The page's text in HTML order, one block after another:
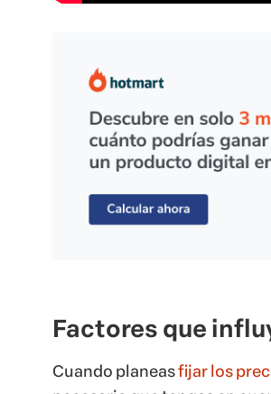
Factores que
Cuando planeasfijar los